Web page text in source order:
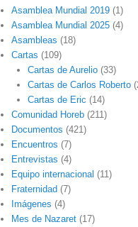
Asamblea Mundial 2019 (1)
Asamblea Mundial 2025 (4)
Asambleas (18)
Cartas (109)
Cartas de Aurelio(33)
Cartas de Carlos Roberto
Cartas de Eric (14)
Comunidad Horeb (211)
Documentos (421)
Encuentros (7)
Entrevistas (4)
Equipo internacional (11)
Fraternidad (7)
Imágenes (4)
Mes de Nazaret (17)